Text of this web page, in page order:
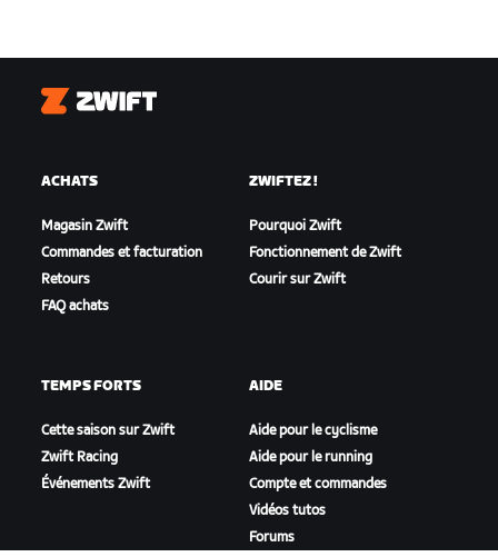
Zwift
ACHATS
Magasin Zwift
Commandes et facturation
Retours
FAQ achats
ZWIFTEZ !
Pourquoi Zwift
Fonctionnement de Zwift
Courir sur Zwift
TEMPS FORTS
Cette saison sur Zwift
Zwift Racing
Événements Zwift
AIDE
Aide pour le cyclisme
Aide pour le running
Compte et commandes
Vidéos tutos
Forums